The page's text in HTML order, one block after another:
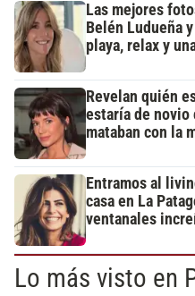
Las mejores
Belén Ludueña
playa, relax y
Revelan quién
estaría de novio
mataban con la
Entramos al
casa en La
ventanales
Lo más visto en